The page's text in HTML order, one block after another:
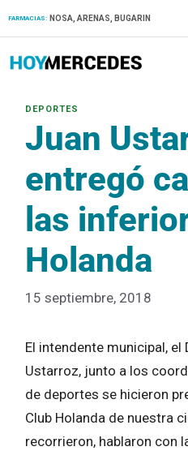
FARMACIAS: NOSA, ARENAS, BUGARIN
Juan
entregó
las
Holanda
15 septiembre, 2018
El intendente municipal, el
Ustarroz, junto a los
de deportes se hicieron
Club Holanda de nuestra
recorrieron, hablaron con